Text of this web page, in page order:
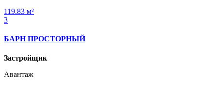
119.83 м²
3
БАРН ПРОСТОРНЫЙ
Застройщик
Авантаж